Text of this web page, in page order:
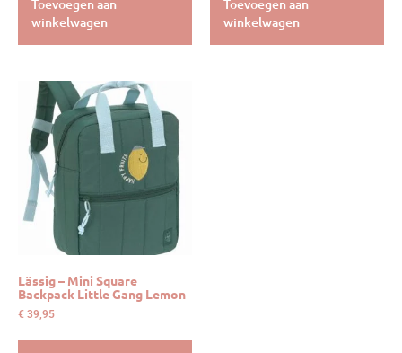
Toevoegen aan
winkelwagen
Toevoegen aan
winkelwagen
Lässig – Mini Square
Backpack Little Gang Lemon
€ 39,95